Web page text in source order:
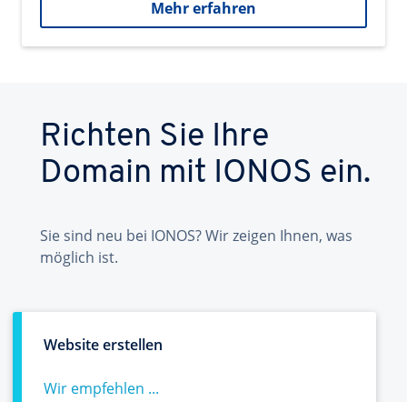
Mehr erfahren
Richten Sie Ihre
Domain mit IONOS ein.
Sie sind neu bei IONOS? Wir zeigen Ihnen, was
möglich ist.
Website erstellen
Wir empfehlen ...